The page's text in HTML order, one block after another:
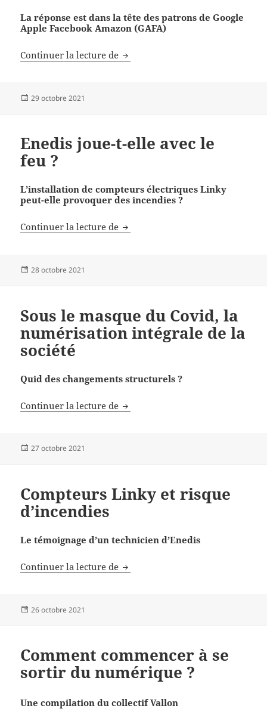
La réponse est dans la tête des patrons de Google
Apple Facebook Amazon (GAFA)
Continuer la lecture de Qu’est-ce que le big data
Publié
29 octobre 2021
Enedis joue-t-elle avec le
feu ?
L’installation de compteurs électriques Linky
peut-elle provoquer des incendies ?
Continuer la lecture de Enedis joue-t-elle avec le feu ?
Publié
28 octobre 2021
Sous le masque du Covid, la
numérisation intégrale de la
société
Quid des changements structurels ?
Continuer la lecture de Sous le masque du Covid, la
Publié
27 octobre 2021
Compteurs Linky et risque
d’incendies
Le témoignage d’un technicien d’Enedis
Continuer la lecture de Compteurs Linky et risque
Publié
26 octobre 2021
Comment commencer à se
sortir du numérique ?
Une compilation du collectif Vallon